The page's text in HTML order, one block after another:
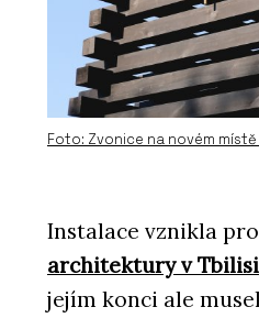
Foto: Zvonice na novém
Instalace vznikla pro
architektury v Tbilisi
jejím konci ale